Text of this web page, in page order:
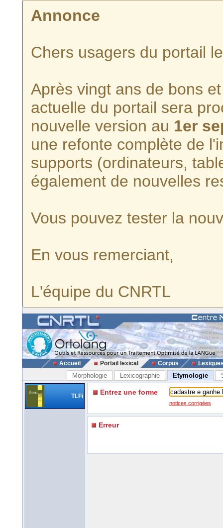
Annonce
Chers usagers du portail
Après vingt ans de bons
actuelle du portail sera
nouvelle version au 1er
une refonte complète de
supports (ordinateurs,
également de nouvelles
Vous pouvez tester la
En vous remerciant,
L'équipe du CNRTL
Accueil Portail lexical Corpus
Morphologie Lexicographie Etymologie
TLFi Entrez une forme
notices corrigées
Erreur